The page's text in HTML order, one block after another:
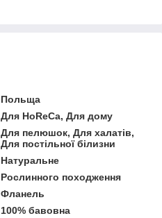
Польща
Для HoReCa, Для дому
Для пелюшок, Для халатів,
Для постільної білизни
Натуральне
Рослинного походження
Фланель
100% бавовна